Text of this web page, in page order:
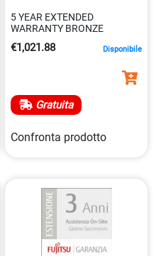
5 YEAR EXTENDED
WARRANTY BRONZE
€1,021.88 Disponibile
Gratuita
Confronta prodotto